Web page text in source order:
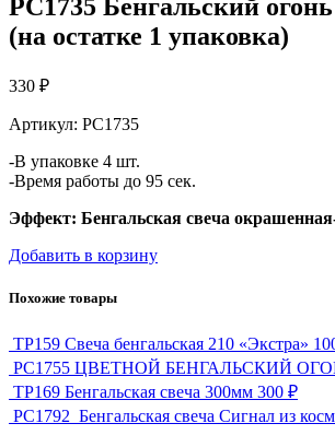
РС1735 Бенгальский
(на остатке 1 упаковка)
330 ₽
Артикул: РС1735
-В упаковке 4 шт.
-Время работы до 95 сек.
Эффект: Бенгальская свеча
Добавить в корзину
Похожие товары
ТР159 Свеча бенгальская 210 «Экстра»
РС1755 ЦВЕТНОЙ БЕНГАЛЬСКИЙ
ТР169 Бенгальская свеча 300мм 300 ₽
РС1792 Бенгальская свеча Сигнал из